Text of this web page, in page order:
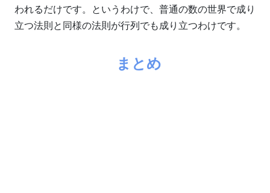
われるだけです。というわけで、普通の数の世界で成り
立つ法則と同様の法則が行列でも成り立つわけです。
まとめ